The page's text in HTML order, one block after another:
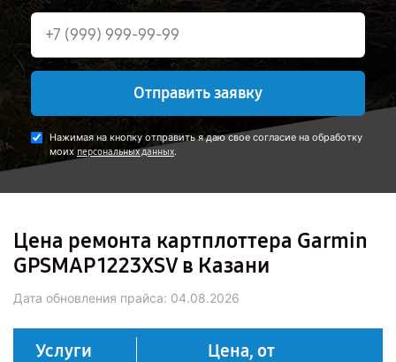
Отправить заявку
Нажимая на кнопку отправить я даю свое согласие на обработку
моих персональных данных.
Цена ремонта картплоттера Garmin
GPSMAP 1223XSV в Казани
Дата обновления прайса: 04.08.2026
Услуги Цена, от